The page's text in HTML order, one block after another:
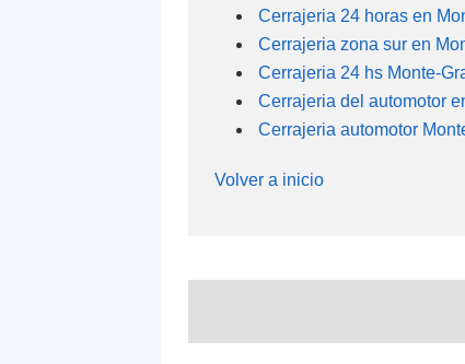
Cerrajeria 24 horas en
Cerrajeria zona sur en
Cerrajeria 24 hs Monte-
Cerrajeria del automotor
Cerrajeria automotor
Volver a inicio